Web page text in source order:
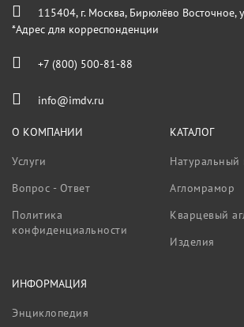
115404, г. Москва, Бирюлёво Восточное,
*Адрес для корреспонденции
+7 (800) 500-81-88
info@imdv.ru
О КОМПАНИИ
Услуги
Вопрос - Ответ
Политика
конфиденциальности
КАТАЛОГ
Натуральный
Агломрамор
Кварцевый
Изделия
ИНФОРМАЦИЯ
Энциклопедия